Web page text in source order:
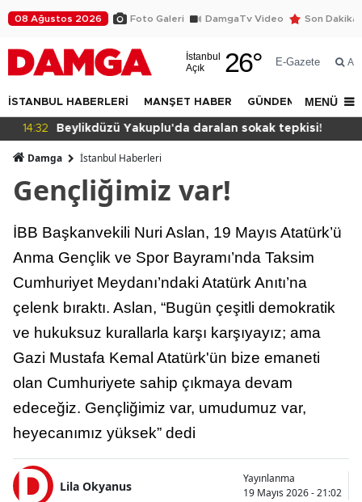
08 Ağustos 2026 Foto Galeri DamgaTv Video Son Dakika
İstanbul
Açık
26° E-Gazete Ara
İSTANBUL HABERLERİ MANŞET HABER GÜNDEM DÜNYA
MENÜ
14:32 Beylikdüzü Yakuplu'da daralan sokak tepkisi!
Damga İstanbul Haberleri
Gençliğimiz var!
İBB Başkanvekili Nuri Aslan, 19 Mayıs Atatürk’ü
Anma Gençlik ve Spor Bayramı’nda Taksim
Cumhuriyet Meydanı’ndaki Atatürk Anıtı’na
çelenk bıraktı. Aslan, “Bugün çeşitli demokratik
ve hukuksuz kurallarla karşı karşıyayız; ama
Gazi Mustafa Kemal Atatürk'ün bize emaneti
olan Cumhuriyete sahip çıkmaya devam
edeceğiz. Gençliğimiz var, umudumuz var,
heyecanımız yüksek” dedi
Lila Okyanus
Yayınlanma
19 Mayıs 2026 - 21:02